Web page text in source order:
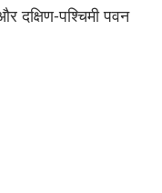
पश्चिमी पवन